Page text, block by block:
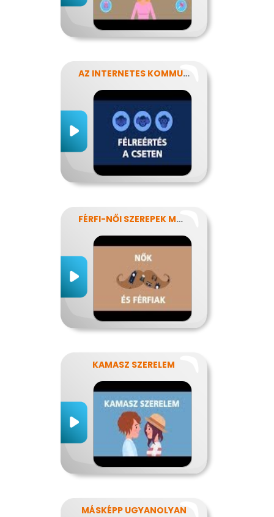
AZ INTERNETES KOMMUNIKÁCIÓ NÉHÁNY SAJÁTOSSÁGA
FÉRFI-NŐI SZEREPEK MODERN SZEMMEL
KAMASZ SZERELEM
MÁSKÉPP UGYANOLYAN